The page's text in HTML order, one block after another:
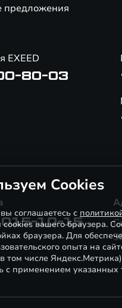
предложения
EXEED
80-03
10-15
Cookies
соглашаетесь с
cookies вашего браузера.
браузера. Для
опыта на
том числе
с применением